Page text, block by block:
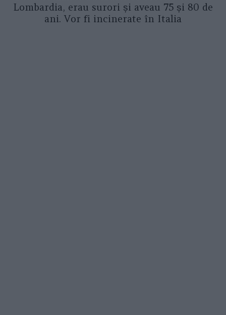
Lombardia, erau surori și aveau 75 și 80 de
ani. Vor fi incinerate în Italia